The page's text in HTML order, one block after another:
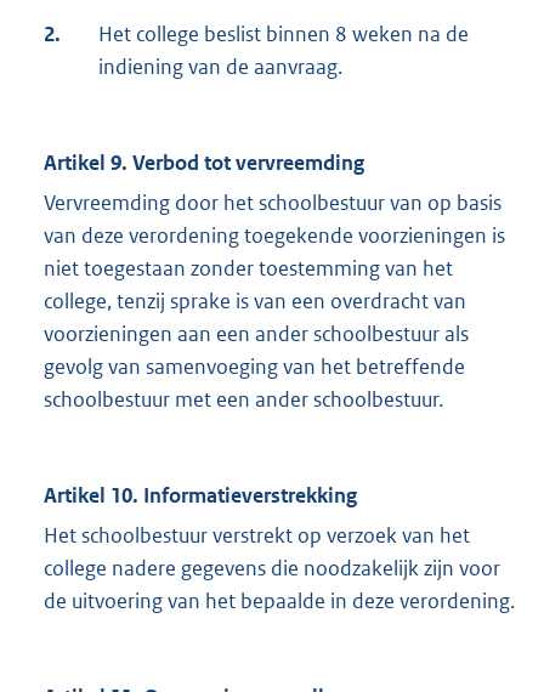
2.
Het college beslist binnen 8 weken na de
indiening van de aanvraag.
Artikel 9. Verbod tot vervreemding
Vervreemding door het schoolbestuur van op basis
van deze verordening toegekende voorzieningen is
niet toegestaan zonder toestemming van het
college, tenzij sprake is van een overdracht van
voorzieningen aan een ander schoolbestuur als
gevolg van samenvoeging van het betreffende
schoolbestuur met een ander schoolbestuur.
Artikel 10. Informatieverstrekking
Het schoolbestuur verstrekt op verzoek van het
college nadere gegevens die noodzakelijk zijn voor
de uitvoering van het bepaalde in deze verordening.